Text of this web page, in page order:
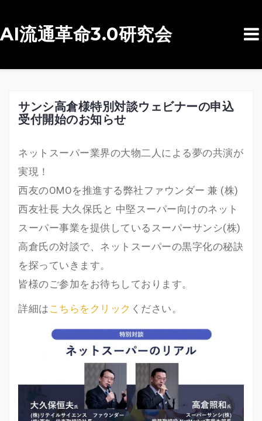
コ
AI流通革命3.0研究会
サンシ高倉様特別対談ウェビナーの申込
受付開始のお知らせ
ネットスーパー業界の大物二人による夢の共演が
実現！
西友のOMOを推進する弊社ファウンダー 兼 (株)
西友社長 大久保氏と 中堅スーパー向けのネット
スーパー事業を提供しているスーパーサンシ(株)
高倉氏の対談で、ネットスーパーの黒字化の秘訣
を探っていきます。
皆様のご参加をお待ちしております。
詳細は こちらをクリック ください。